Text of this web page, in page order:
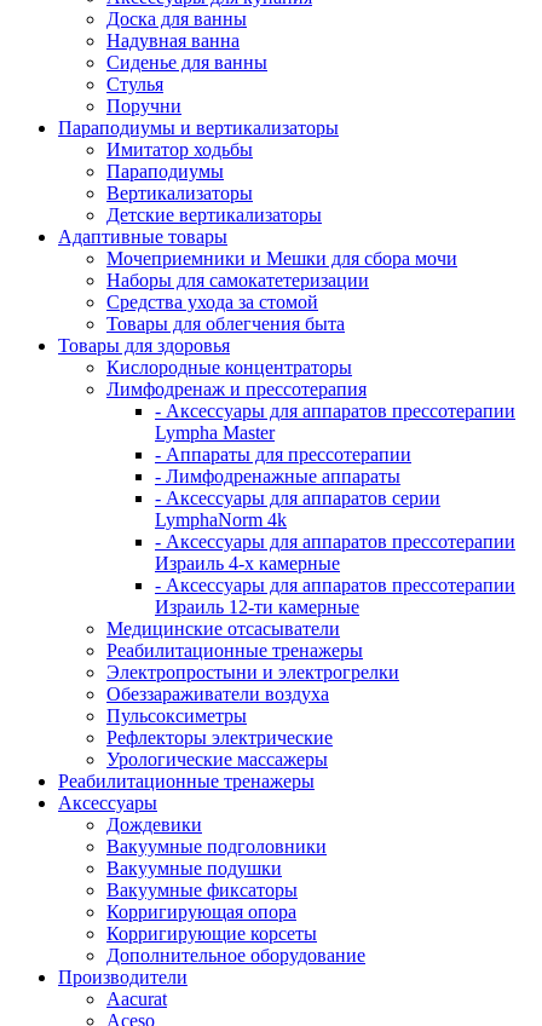
Доска для ванны
Надувная ванна
Сиденье для ванны
Стулья
Поручни
Параподиумы и вертикализаторы
Имитатор ходьбы
Параподиумы
Вертикализаторы
Детские вертикализаторы
Адаптивные товары
Мочеприемники и Мешки для сбора мочи
Наборы для самокатетеризации
Средства ухода за стомой
Товары для облегчения быта
Товары для здоровья
Кислородные концентраторы
Лимфодренаж и прессотерапия
- Аксессуары для аппаратов прессотерапии
Lympha Master
- Аппараты для прессотерапии
- Лимфодренажные аппараты
- Аксессуары для аппаратов серии
LymphaNorm 4k
- Аксессуары для аппаратов прессотерапии
Израиль 4-х камерные
- Аксессуары для аппаратов прессотерапии
Израиль 12-ти камерные
Медицинские отсасыватели
Реабилитационные тренажеры
Электропростыни и электрогрелки
Обеззараживатели воздуха
Пульсоксиметры
Рефлекторы электрические
Урологические массажеры
Реабилитационные тренажеры
Аксессуары
Дождевики
Вакуумные подголовники
Вакуумные подушки
Вакуумные фиксаторы
Корригирующая опора
Корригирующие корсеты
Дополнительное оборудование
Производители
Aacurat
Aceso